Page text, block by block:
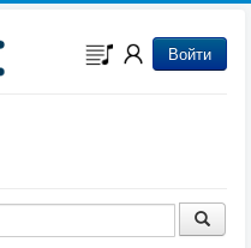
Войти
Музыка из сериалов